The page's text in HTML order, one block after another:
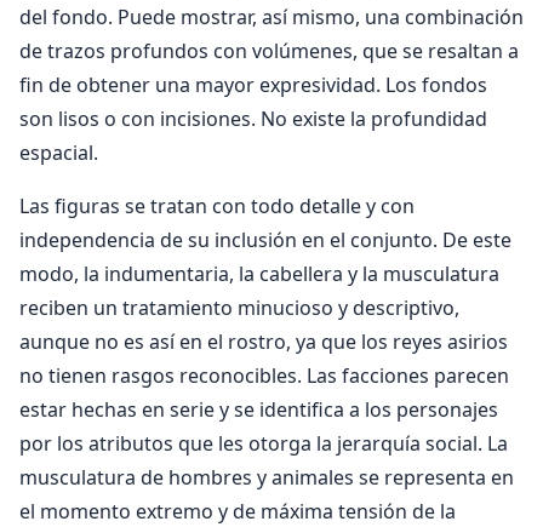
del fondo. Puede mostrar, así mismo, una combinación
de trazos profundos con volúmenes, que se resaltan a
fin de obtener una mayor expresividad. Los fondos
son lisos o con incisiones. No existe la profundidad
espacial.
Las figuras se tratan con todo detalle y con
independencia de su inclusión en el conjunto. De este
modo, la indumentaria, la cabellera y la musculatura
reciben un tratamiento minucioso y descriptivo,
aunque no es así en el rostro, ya que los reyes asirios
no tienen rasgos reconocibles. Las facciones parecen
estar hechas en serie y se identifica a los personajes
por los atributos que les otorga la jerarquía social. La
musculatura de hombres y animales se representa en
el momento extremo y de máxima tensión de la